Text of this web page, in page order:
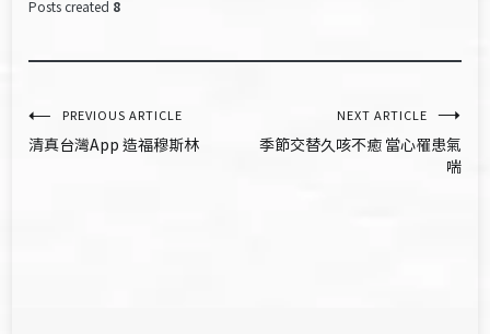
Posts created 8
文
章
PREVIOUS ARTICLE
清真台灣App 造福穆斯林
NEXT ARTICLE
季節交替久咳不癒 當心罹患氣
喘